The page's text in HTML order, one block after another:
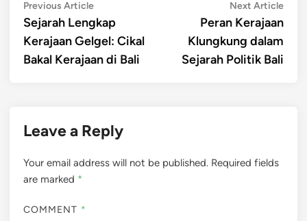
Post
navigation
Previous ArticlePrevious
article:
Sejarah Lengkap
Kerajaan Gelgel: Cikal
Bakal Kerajaan di Bali
Next ArticleNext
Peran Kerajaan
Klungkung dalam
Sejarah Politik Bali
Leave a Reply
Your email address will not be published. Required fields
are marked *
COMMENT *